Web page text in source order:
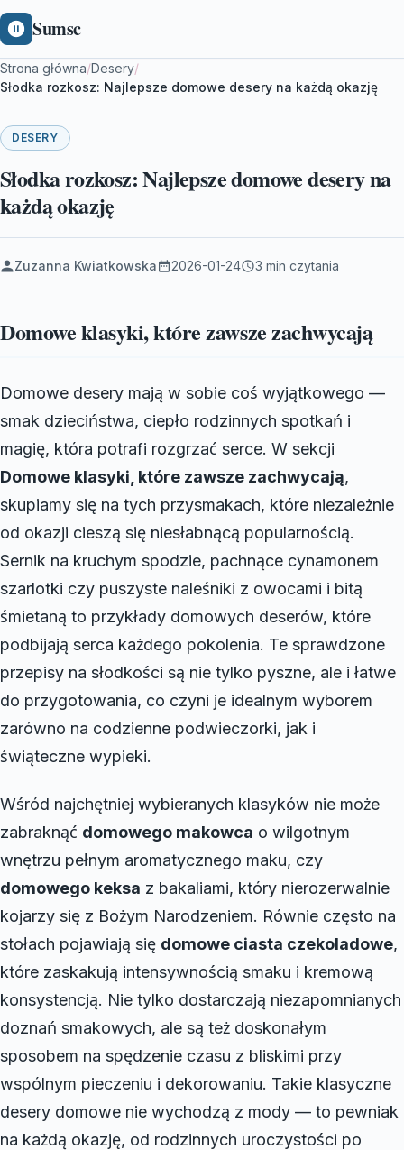
Sumsc
Strona główna/Desery/
Słodka rozkosz: Najlepsze domowe desery na każdą okazję
DESERY
Słodka rozkosz: Najlepsze domowe desery na
każdą okazję
Zuzanna Kwiatkowska 2026-01-24 3 min czytania
Domowe klasyki, które zawsze zachwycają
Domowe desery mają w sobie coś wyjątkowego —
smak dzieciństwa, ciepło rodzinnych spotkań i
magię, która potrafi rozgrzać serce. W sekcji
Domowe klasyki, które zawsze zachwycają,
skupiamy się na tych przysmakach, które niezależnie
od okazji cieszą się niesłabnącą popularnością.
Sernik na kruchym spodzie, pachnące cynamonem
szarlotki czy puszyste naleśniki z owocami i bitą
śmietaną to przykłady domowych deserów, które
podbijają serca każdego pokolenia. Te sprawdzone
przepisy na słodkości są nie tylko pyszne, ale i łatwe
do przygotowania, co czyni je idealnym wyborem
zarówno na codzienne podwieczorki, jak i
świąteczne wypieki.
Wśród najchętniej wybieranych klasyków nie może
zabraknąć domowego makowca o wilgotnym
wnętrzu pełnym aromatycznego maku, czy
domowego keksa z bakaliami, który nierozerwalnie
kojarzy się z Bożym Narodzeniem. Równie często na
stołach pojawiają się domowe ciasta czekoladowe,
które zaskakują intensywnością smaku i kremową
konsystencją. Nie tylko dostarczają niezapomnianych
doznań smakowych, ale są też doskonałym
sposobem na spędzenie czasu z bliskimi przy
wspólnym pieczeniu i dekorowaniu. Takie klasyczne
desery domowe nie wychodzą z mody — to pewniak
na każdą okazję, od rodzinnych uroczystości po